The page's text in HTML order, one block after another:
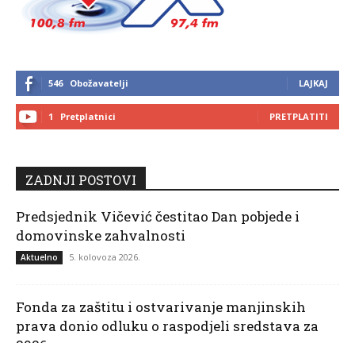
546 Obožavatelji LAJKAJ
1 Pretplatnici PRETPLATITI
ZADNJI POSTOVI
Predsjednik Vičević čestitao Dan pobjede i
domovinske zahvalnosti
Aktuelno 5. kolovoza 2026.
Fonda za zaštitu i ostvarivanje manjinskih
prava donio odluku o raspodjeli sredstava za